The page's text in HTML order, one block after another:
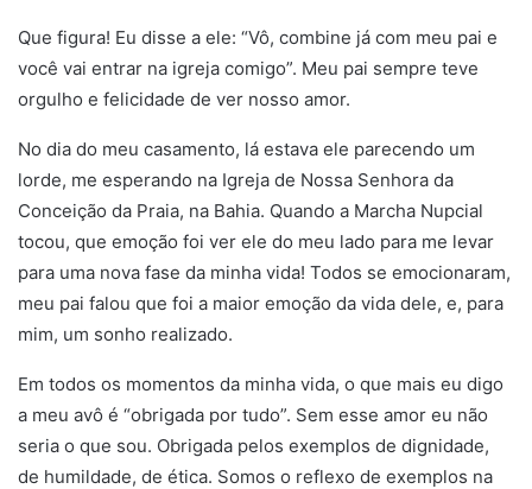
Que figura! Eu disse a ele: “Vô, combine já com meu pai e
você vai entrar na igreja comigo”. Meu pai sempre teve
orgulho e felicidade de ver nosso amor.
No dia do meu casamento, lá estava ele parecendo um
lorde, me esperando na Igreja de Nossa Senhora da
Conceição da Praia, na Bahia. Quando a Marcha Nupcial
tocou, que emoção foi ver ele do meu lado para me levar
para uma nova fase da minha vida! Todos se emocionaram,
meu pai falou que foi a maior emoção da vida dele, e, para
mim, um sonho realizado.
Em todos os momentos da minha vida, o que mais eu digo
a meu avô é “obrigada por tudo”. Sem esse amor eu não
seria o que sou. Obrigada pelos exemplos de dignidade,
de humildade, de ética. Somos o reflexo de exemplos na